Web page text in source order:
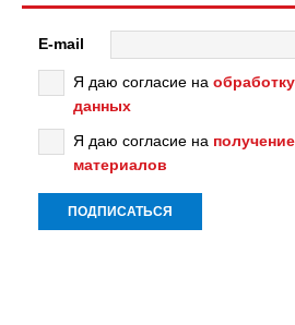
E-mail
Я даю согласие на
данных
Я даю согласие на
материалов